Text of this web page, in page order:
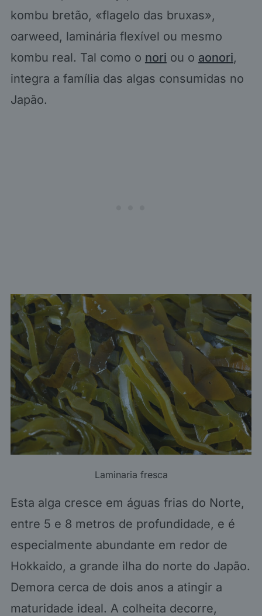
kombu bretão, «flagelo das bruxas»,
oarweed, laminária flexível ou mesmo
kombu real. Tal como o nori ou o aonori,
integra a família das algas consumidas no
Japão.
Laminaria fresca
Esta alga cresce em águas frias do Norte,
entre 5 e 8 metros de profundidade, e é
especialmente abundante em redor de
Hokkaido, a grande ilha do norte do Japão.
Demora cerca de dois anos a atingir a
maturidade ideal. A colheita decorre,